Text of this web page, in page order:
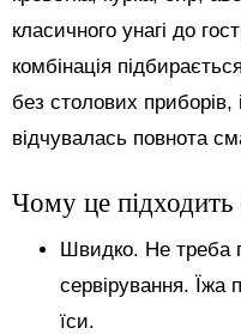
класичного унагі до
комбінація
без столових
відчувалась повнота
Чому це
Швидко. Не треба
сервірування. Їжа
їси.